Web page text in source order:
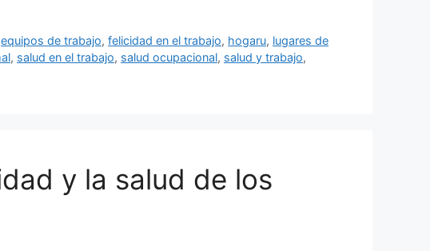
equipos de trabajo,felicidad en el trabajo, hogaru, lugares de
, salud en el trabajo, salud ocupacional, salud y trabajo,
y la salud de los